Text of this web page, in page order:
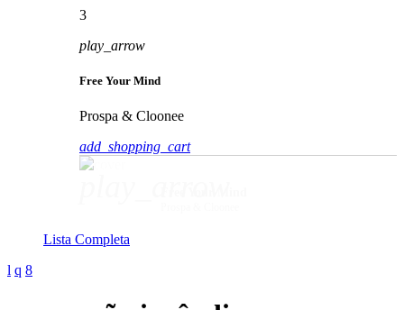
3
play_arrow
Free Your Mind
Prospa & Cloonee
add_shopping_cart
Lista Completa